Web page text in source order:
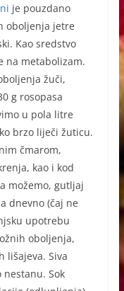
je pouzdano
oboljenja jetre
Kao sredstvo
na metabolizam.
žuči,
g rosopasa
u pola litre
brzo liječi žuticu.
čmarom,
kao i kod
možemo, gutljaj
dnevno (čaj ne
upotrebu
oboljenja,
lišajeva. Siva
Sok